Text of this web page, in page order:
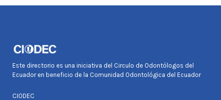
Este directorio es una iniciativa del Circulo de Odontólogos del
Ecuador en beneficio de la Comunidad Odontológica del Ecuador
CIODEC